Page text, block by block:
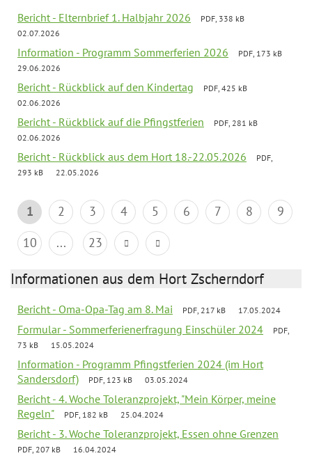
Bericht - Elternbrief 1. Halbjahr 2026
PDF, 338 kB
02.07.2026
Information - Programm Sommerferien 2026
PDF, 173 kB
29.06.2026
Bericht - Rückblick auf den Kindertag
PDF, 425 kB
02.06.2026
Bericht - Rückblick auf die Pfingstferien
PDF, 281 kB
02.06.2026
Bericht - Rückblick aus dem Hort 18.-22.05.2026
PDF,
293 kB
22.05.2026
1 2 3 4 5 6 7 8
9
10
... 23
Informationen aus dem Hort Zscherndorf
Bericht - Oma-Opa-Tag am 8. Mai PDF, 217 kB 17.05.2024
Formular - Sommerferienerfragung Einschüler 2024
PDF,
73 kB
15.05.2024
Information - Programm Pfingstferien 2024 (im Hort
Sandersdorf)
PDF, 123 kB 03.05.2024
Bericht - 4. Woche Toleranzprojekt, "Mein Körper, meine
Regeln"
PDF, 182 kB 25.04.2024
Bericht - 3. Woche Toleranzprojekt, Essen ohne Grenzen
PDF, 207 kB 16.04.2024